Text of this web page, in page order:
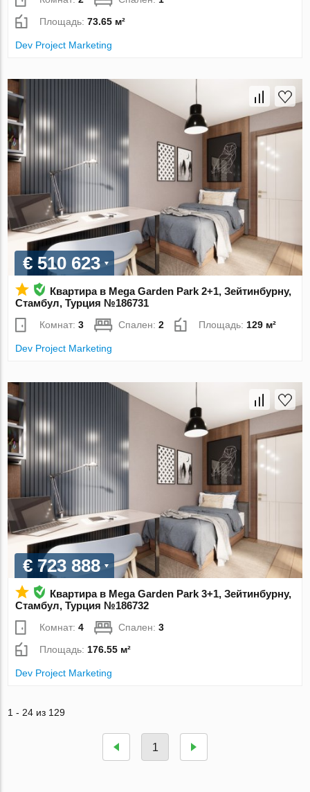
Площадь:73.65 м²
Dev Project Marketing
€ 510 623
Квартира в Mega Garden Park 2+1, Зейтинбурну,
Стамбул, Турция №186731
Комнат:3 Спален:2 Площадь: 129 м²
Dev Project Marketing
€ 723 888
Квартира в Mega Garden Park 3+1, Зейтинбурну,
Стамбул, Турция №186732
Комнат:4 Спален:3
Площадь:176.55 м²
Dev Project Marketing
1 - 24 из 129
1